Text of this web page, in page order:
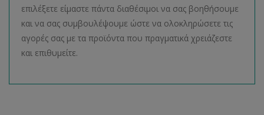
επιλέξετε είμαστε πάντα διαθέσιμοι να σας βοηθήσουμε
και να σας συμβουλέψουμε ώστε να ολοκληρώσετε τις
αγορές σας με τα προϊόντα που πραγματικά χρειάζεστε
και επιθυμείτε.